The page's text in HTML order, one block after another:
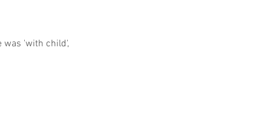
was 'with child',